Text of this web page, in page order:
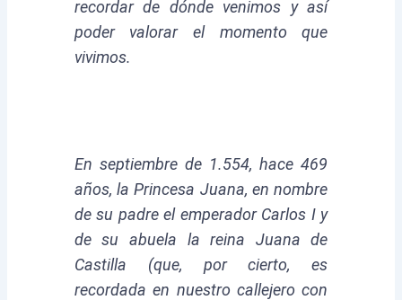
recordar de dónde venimos y así
poder valorar el momento que
vivimos.
En septiembre de 1.554, hace 469
años, la Princesa Juana, en nombre
de su padre el emperador Carlos I y
de su abuela la reina Juana de
Castilla (que, por cierto, es
recordada en nuestro callejero con